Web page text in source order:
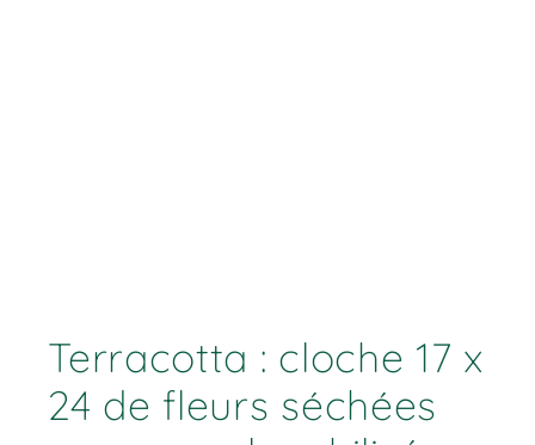
Terracotta : cloche 17 x
24 de fleurs séchées